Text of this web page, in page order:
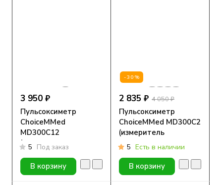
3 950 ₽
Пульсоксиметр
ChoiceMMed
MD300C12
(измеритель
содержания
кислорода в крови)
5 Под заказ
В корзину
-30%
2 835 ₽ 4 050 ₽
Пульсоксиметр
ChoiceMMed MD300C2
(измеритель
содержания
кислорода в крови)
5 Есть в наличии
В корзину